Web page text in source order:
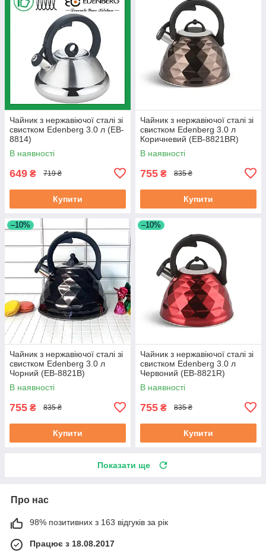
Чайник з нержавіючої сталі зі
свистком Edenberg 3.0 л (EB-
8814)
В наявності
649 ₴ 719 ₴
Купити
Чайник з нержавіючої сталі зі
свистком Edenberg 3.0 л
Коричневий (EB-8821BR)
В наявності
755 ₴ 835 ₴
Купити
–10%
Чайник з нержавіючої сталі зі
свистком Edenberg 3.0 л
Чорний (EB-8821B)
В наявності
755 ₴ 835 ₴
Купити
–10%
Чайник з нержавіючої сталі зі
свистком Edenberg 3.0 л
Червоний (EB-8821R)
В наявності
755 ₴ 835 ₴
Купити
Показати ще
Про нас
98% позитивних з 163 відгуків за рік
Працює з 18.08.2017